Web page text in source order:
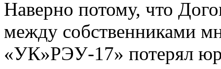
Наверно потому, что
между собственниками
«УК»РЭУ-17» потерял